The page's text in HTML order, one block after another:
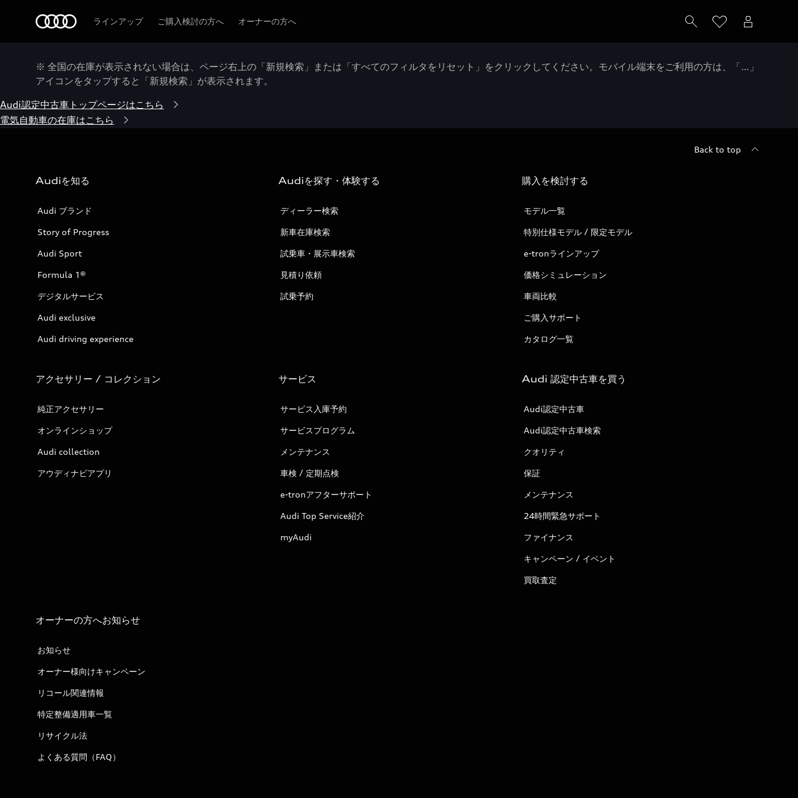
ラインアップ ご購入検討の方へ オーナーの方へ
※ 全国の在庫が表示されない場合は、ページ右上の「新規検索」または「すべてのフィルタをリセット」をクリックしてください。モバイル端末をご利用の方は、「…」
アイコンをタップすると「新規検索」が表示されます。
Audi認定中古車トップページはこちら
電気自動車の在庫はこちら
Back to top
Audiを知る
Audi ブランド
Story of Progress
Audi Sport
Formula 1®
デジタルサービス
Audi exclusive
Audi driving experience
Audiを探す・体験する
ディーラー検索
新車在庫検索
試乗車・展示車検索
見積り依頼
試乗予約
購入を検討する
モデル一覧
特別仕様モデル / 限定モデル
e-tronラインアップ
価格シミュレーション
車両比較
ご購入サポート
カタログ一覧
アクセサリー / コレクション
純正アクセサリー
オンラインショップ
Audi collection
アウディナビアプリ
サービス
サービス入庫予約
サービスプログラム
メンテナンス
車検 / 定期点検
e-tronアフターサポート
Audi Top Service紹介
myAudi
Audi 認定中古車を買う
Audi認定中古車
Audi認定中古車検索
クオリティ
保証
メンテナンス
24時間緊急サポート
ファイナンス
キャンペーン / イベント
買取査定
オーナーの方へお知らせ
お知らせ
オーナー様向けキャンペーン
リコール関連情報
特定整備適用車一覧
リサイクル法
よくある質問（FAQ）